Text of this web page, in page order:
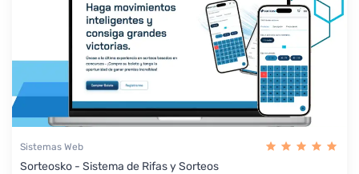
Sistemas Web
Sorteosko - Sistema de Rifas y Sorteos